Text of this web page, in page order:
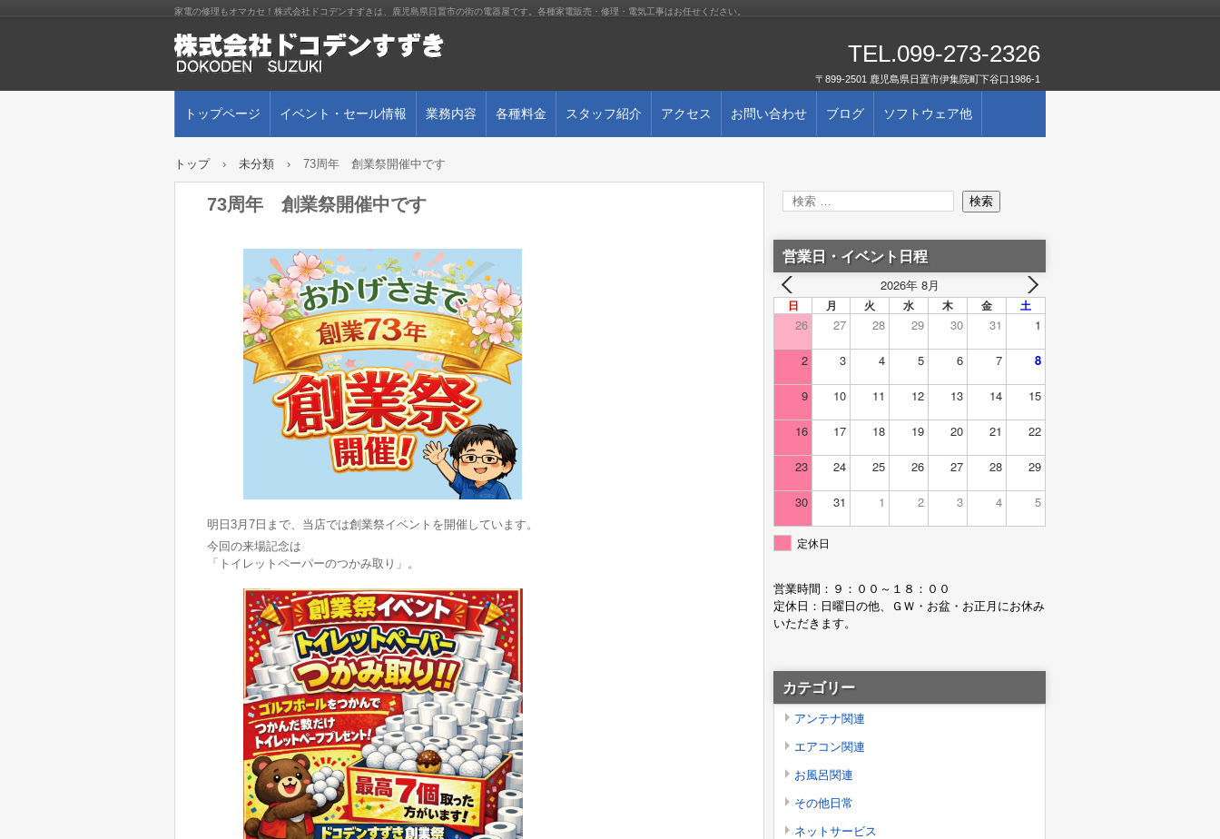
家電の修理もオマカセ！株式会社ドコデンすずきは、鹿児島県日置市の街の電器屋です。各種家電販売・修理・電気工事はお任せください。
TEL.099-273-2326
〒899-2501 鹿児島県日置市伊集院町下谷口1986-1
トップページ イベント・セール情報 業務内容 各種料金 スタッフ紹介 アクセス お問い合わせ ブログ ソフトウェア他
トップ › 未分類 › 73周年 創業祭開催中です
73周年 創業祭開催中です
明日3月7日まで、当店では創業祭イベントを開催しています。
今回の来場記念は
「トイレットペーパーのつかみ取り」。
営業日・イベント日程
2026年 8月
日 月 火 水 木 金 土
26 27 28 29 30 31 1
2 3 4 5 6 7 8
9 10 11 12 13 14 15
16 17 18 19 20 21 22
23 24 25 26 27 28 29
30 31 1 2 3 4 5
定休日
営業時間：９：００～１８：００
定休日：日曜日の他、ＧＷ・お盆・お正月にお休み
いただきます。
カテゴリー
アンテナ関連
エアコン関連
お風呂関連
その他日常
ネットサービス